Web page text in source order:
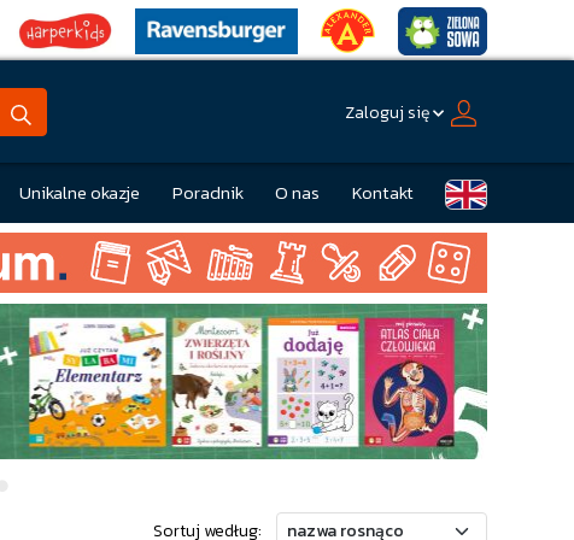
Zaloguj się
Unikalne okazje Poradnik O nas Kontakt
Sortuj według: